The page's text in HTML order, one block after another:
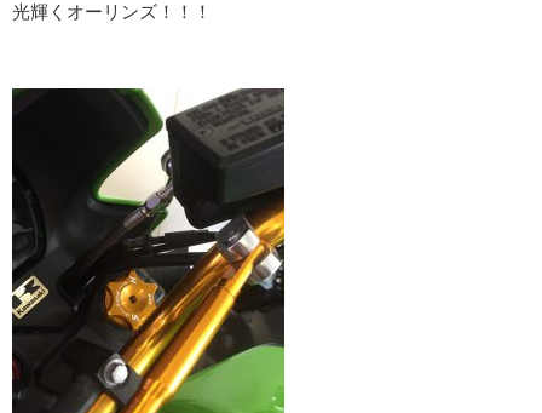
光輝くオーリンズ！！！